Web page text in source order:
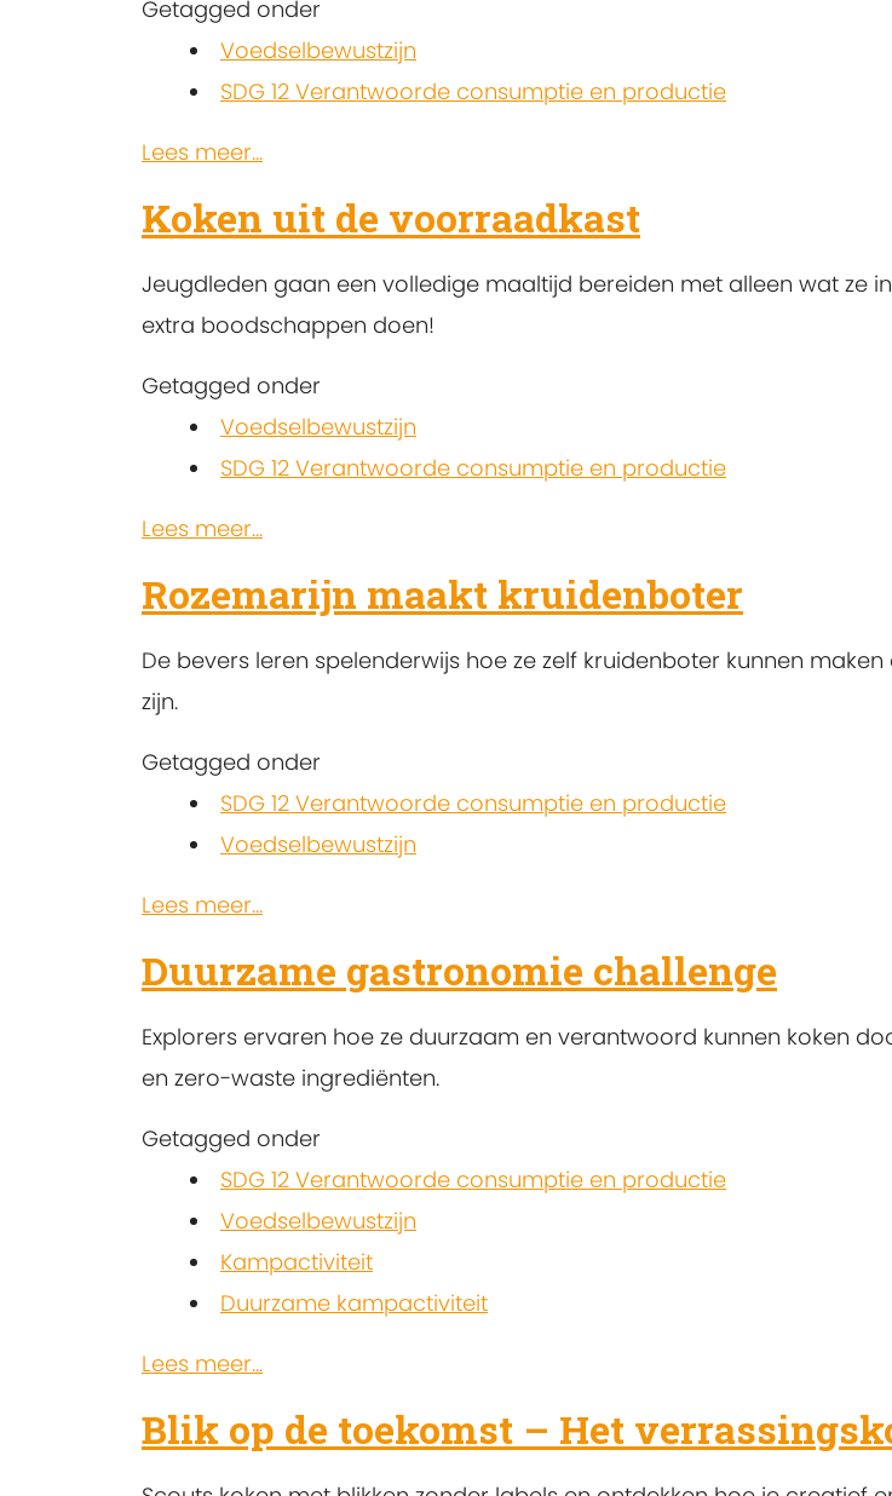
Getagged onder
Voedselbewustzijn
SDG 12 Verantwoorde consumptie en productie
Lees meer...
Koken uit de voorraadkast
Jeugdleden gaan een volledige maaltijd bereiden met alleen wat ze
extra boodschappen doen!
Getagged onder
Voedselbewustzijn
SDG 12 Verantwoorde consumptie en productie
Lees meer...
Rozemarijn maakt kruidenboter
De bevers leren spelenderwijs hoe ze zelf kruidenboter kunnen
zijn.
Getagged onder
SDG 12 Verantwoorde consumptie en productie
Voedselbewustzijn
Lees meer...
Duurzame gastronomie challenge
Explorers ervaren hoe ze duurzaam en verantwoord kunnen koken
en zero-waste ingrediënten.
Getagged onder
SDG 12 Verantwoorde consumptie en productie
Voedselbewustzijn
Kampactiviteit
Duurzame kampactiviteit
Lees meer...
Blik op de toekomst – Het